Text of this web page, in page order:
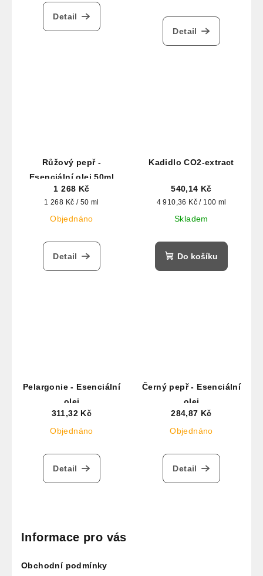
Detail
Detail
Růžový pepř -
Esenciální olej 50ml
1 268 Kč
Měrná
1 268 Kč / 50 ml
Objednáno
Detail
Kadidlo CO2-extract
540,14 Kč
Měrná
4 910,36 Kč / 100 ml
Skladem
Do košíku
Pelargonie - Esenciální
olej
311,32 Kč
Objednáno
Detail
Černý pepř - Esenciální
olej
284,87 Kč
Objednáno
Detail
Informace pro vás
Obchodní podmínky